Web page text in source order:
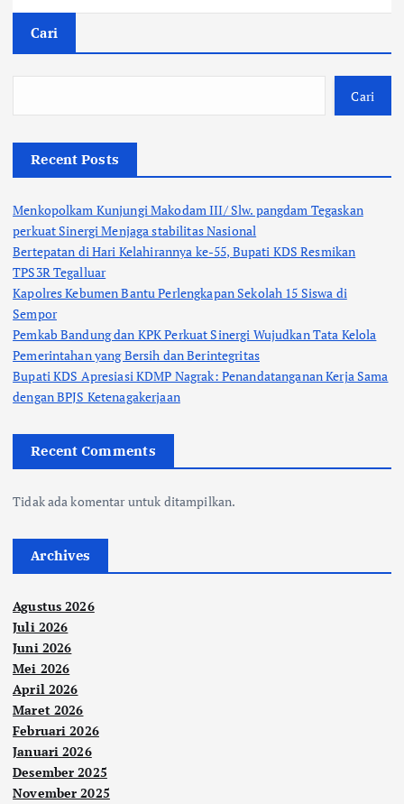
Cari
Cari
Recent Posts
Menkopolkam Kunjungi Makodam III/ Slw. pangdam Tegaskan
perkuat Sinergi Menjaga stabilitas Nasional
Bertepatan di Hari Kelahirannya ke-55, Bupati KDS Resmikan
TPS3R Tegalluar
Kapolres Kebumen Bantu Perlengkapan Sekolah 15 Siswa di
Sempor
Pemkab Bandung dan KPK Perkuat Sinergi Wujudkan Tata Kelola
Pemerintahan yang Bersih dan Berintegritas
Bupati KDS Apresiasi KDMP Nagrak: Penandatanganan Kerja Sama
dengan BPJS Ketenagakerjaan
Recent Comments
Tidak ada komentar untuk ditampilkan.
Archives
Agustus 2026
Juli 2026
Juni 2026
Mei 2026
April 2026
Maret 2026
Februari 2026
Januari 2026
Desember 2025
November 2025